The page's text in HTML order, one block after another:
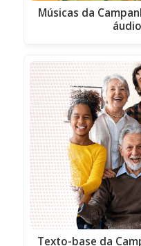
Músicas da
Texto-base da